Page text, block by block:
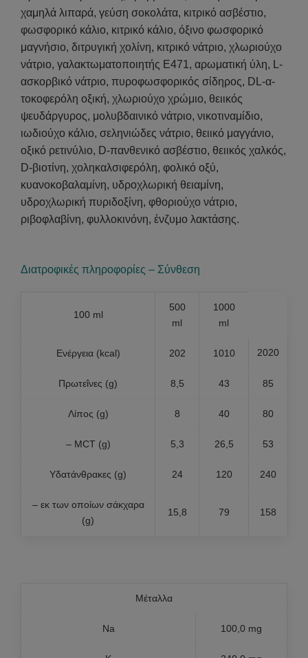
χαμηλά λιπαρά, γεύση σοκολάτα, κιτρικό ασβέστιο,
φωσφορικό κάλιο, κιτρικό κάλιο, όξινο φωσφορικό
μαγνήσιο, διτρυγική χολίνη, κιτρικό νάτριο, χλωριούχο
νάτριο, γαλακτωματοποιητής Ε471, αρωματική ύλη, L-
ασκορβικό νάτριο, πυροφωσφορικός σίδηρος, DL-α-
τοκοφερόλη οξική, χλωριούχο χρώμιο, θειικός
ψευδάργυρος, μολυβδαινικό νάτριο, νικοτιναμίδιο,
ιωδιούχο κάλιο, σεληνιώδες νάτριο, θειικό μαγγάνιο,
οξικό ρετινύλιο, D-πανθενικό ασβέστιο, θειικός χαλκός,
D-βιοτίνη, χοληκαλσιφερόλη, φολικό οξύ,
κυανοκοβαλαμίνη, υδροχλωρική θειαμίνη,
υδροχλωρική πυριδοξίνη, φθοριούχο νάτριο,
ριβοφλαβίνη, φυλλοκινόνη, ένζυμο λακτάσης.
Διατροφικές πληροφορίες – Σύνθεση
100 ml
500
ml
1000
ml
Ενέργεια (kcal) 202 1010 2020
Πρωτεΐνες (g) 8,5 43 85
Λίπος (g) 8 40 80
– MCT (g) 5,3 26,5 53
Υδατάνθρακες (g) 24 120 240
– εκ των οποίων σάκχαρα
(g)
15,8 79 158
Μέταλλα
Na 100,0 mg